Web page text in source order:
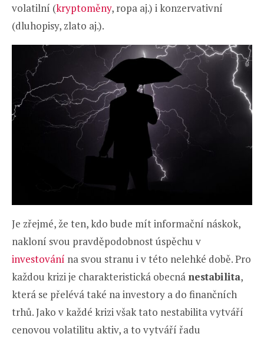
volatilní (kryptoměny, ropa aj.) i konzervativní
(dluhopisy, zlato aj.).
Je zřejmé, že ten, kdo bude mít informační náskok,
nakloní svou pravděpodobnost úspěchu v
investování na svou stranu i v této nelehké době. Pro
každou krizi je charakteristická obecná nestabilita,
která se přelévá také na investory a do finančních
trhů. Jako v každé krizi však tato nestabilita vytváří
cenovou volatilitu aktiv, a to vytváří řadu